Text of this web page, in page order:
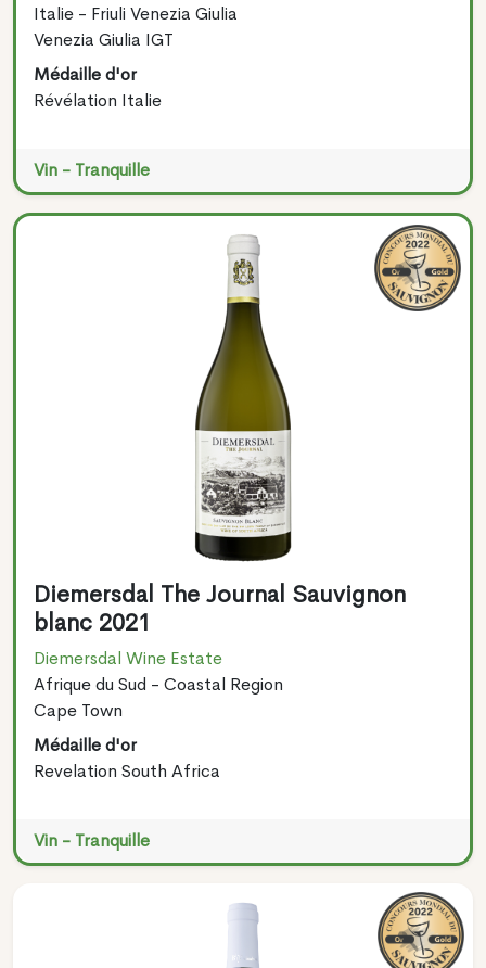
Italie - Friuli Venezia Giulia
Venezia Giulia IGT
Médaille d'or
Révélation Italie
Vin - Tranquille
Diemersdal The Journal Sauvignon
blanc 2021
Diemersdal Wine Estate
Afrique du Sud - Coastal Region
Cape Town
Médaille d'or
Revelation South Africa
Vin - Tranquille